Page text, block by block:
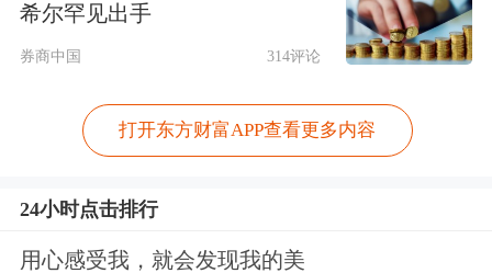
希尔罕见出手
券商中国 314评论
打开东方财富APP查看更多内容
24小时点击排行
用心感受我，就会发现我的美